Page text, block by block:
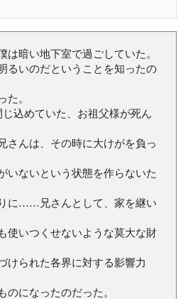
は暗い地下室で過ごしていた。
るいのだということを知ったの
た。
込めていた、お祖父様が死ん
さんは、その時に大けがを負っ
いないという状態を作らないた
に……兄さんとして、家を継い
使いつくせないような莫大な財
けられた各界に対する影響力
のになったのだった。